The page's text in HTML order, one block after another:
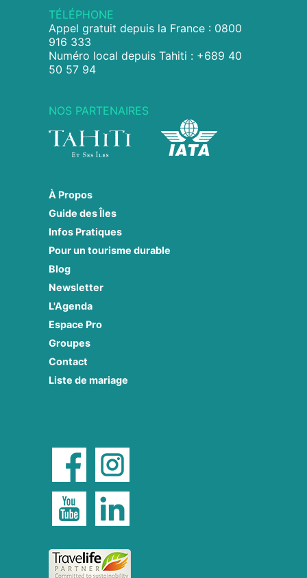
TÉLÉPHONE
Appel gratuit depuis la France : 0800
916 333
Numéro local depuis Tahiti : +689 40
50 57 94
NOS PARTENAIRES
À Propos
Guide des Îles
Infos Pratiques
Pour un tourisme durable
Blog
Newsletter
L'Agenda
Espace Pro
Groupes
Contact
Liste de mariage